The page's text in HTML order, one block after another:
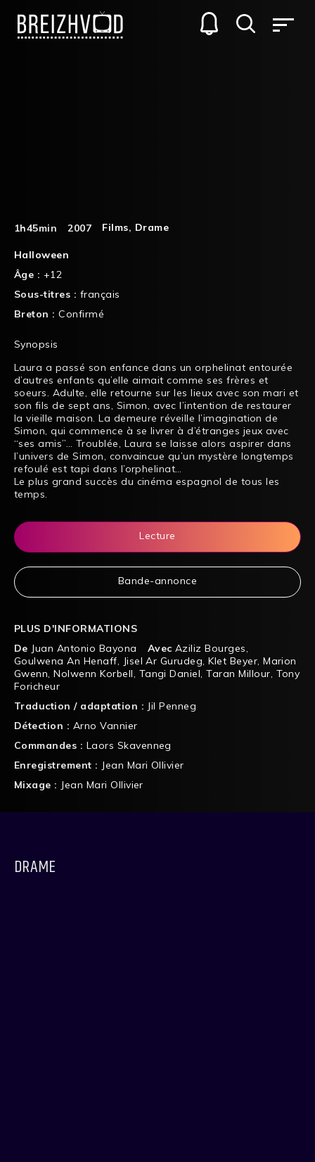
1h45min 2007 Films, Drame
Halloween
Âge : +12
Sous-titres : français
Breton :Confirmé
Synopsis
Laura a passé son enfance dans un orphelinat entourée
d’autres enfants qu’elle aimait comme ses frères et
soeurs. Adulte, elle retourne sur les lieux avec son mari et
son fils de sept ans, Simon, avec l’intention de restaurer
la vieille maison. La demeure réveille l’imagination de
Simon, qui commence à se livrer à d’étranges jeux avec
“ses amis”… Troublée, Laura se laisse alors aspirer dans
l’univers de Simon, convaincue qu’un mystère longtemps
refoulé est tapi dans l’orphelinat…
Le plus grand succès du cinéma espagnol de tous les
temps.
Lecture
Bande-annonce
PLUS D'INFORMATIONS
De Juan Antonio Bayona Avec Aziliz Bourges
Goulwena An Henaff
Jisel Ar Gurudeg ,Klet Beyer ,Marion
Gwenn ,Nolwenn Korbell Tangi Daniel ,Taran Millour Tony
Foricheur
Traduction / adaptation : Jil Penneg
Détection : Arno Vannier
Commandes : Laors Skavenneg
Enregistrement : Jean Mari Ollivier
Mixage : Jean Mari Ollivier
DRAME